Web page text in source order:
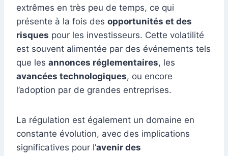
extrêmes en très peu de temps, ce qui
présente à la fois des opportunités et des
risques pour les investisseurs. Cette volatilité
est souvent alimentée par des événements tels
que les annonces réglementaires, les
avancées technologiques, ou encore
l’adoption par de grandes entreprises.
La régulation est également un domaine en
constante évolution, avec des implications
significatives pour l’avenir des